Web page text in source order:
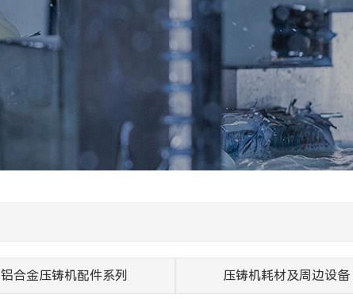
铝合金压铸机配件系列 压铸机耗材及周边设备